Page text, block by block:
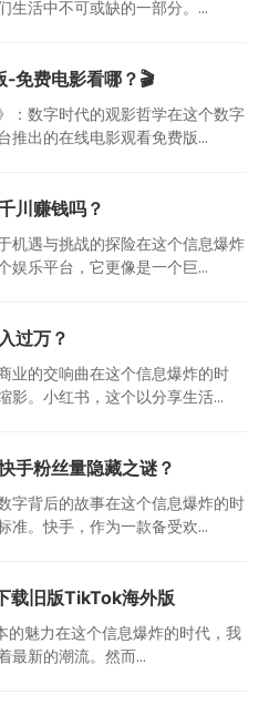
生活中不可或缺的一部分。...
免费电影看哪？🎬
：数字时代的观影哲学在这个数字
推出的在线电影观看免费版...
川赚钱吗？
机遇与挑战的探险在这个信息爆炸
娱乐平台，它更像是一个巨...
过万？
业的交响曲在这个信息爆炸的时
影。小红书，这个以分享生活...
手粉丝量隐藏之谜？
字背后的故事在这个信息爆炸的时
准。快手，作为一款备受欢...
载旧版TikTok海外版
魅力在这个信息爆炸的时代，我
最新的潮流。然而...